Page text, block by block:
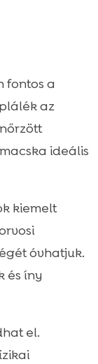
fontos a
az
ideális
kiemelt
óvhatjuk.
és íny
el.